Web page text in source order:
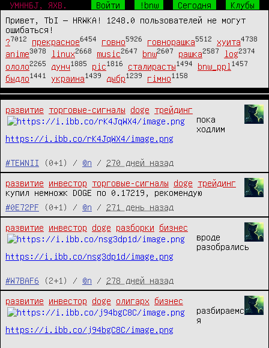
УМННБJ, ЯХВ. Войти !bnw Сегодня
Клубы
Привет, TbI — HRWKA! 1248.0 пользователей не могут
ошибаться!
?7012 прекрасное6454 говно5926 говнорашка5512 хуита4738
anime3078 linux2668 music2647 bnw2607 рашка2587 log2374
ололо2265 дунч1885 pic1816 сталирасты1494 bnw_ppl 1457
быдло1441 украина1439 дыбр1239 гімно1158
развитие торговые-сигналы doge
трейдинг
пока
https://i.ibb.co/rK4JqWX4/image.png
#TEWNII (0+1) / @n / 270 дней назад
развитие инвестор торговые-сигналы doge
трейдинг
купил немножк DOGE по 0.17219, рекомендую
#0E72PF
(0+1) / @n / 271 день назад
развитие инвестор doge разборки
бизнес
вроде
https://i.ibb.co/nsg3dp1d/image.png
#W7BAF6 (2+1) / @n / 278 дней назад
развитие инвестор doge олигарх
бизнес
разбираемс
https://i.ibb.co/j94bgC8C/image.png